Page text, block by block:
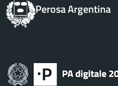
Perosa Argentina